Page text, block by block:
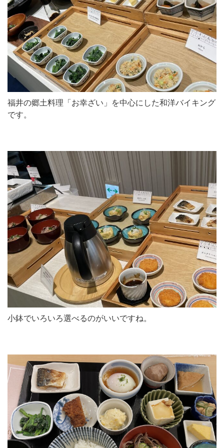
福井の郷土料理「お幸ざい」を中心にした和洋バイキング
です。
小鉢でいろいろ選べるのがいいですね。